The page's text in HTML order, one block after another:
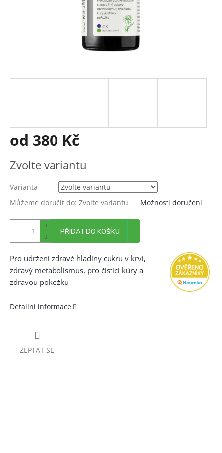
od 380 Kč
cena:
Zvolte variantu
Varianta
Můžeme doručit do: Zvolte variantu Možnosti doručení
PŘIDAT DO KOŠÍKU
Pro udržení zdravé hladiny cukru v krvi,
zdravý metabolismus, pro čisticí kúry a
zdravou pokožku
Detailní informace
ZEPTAT SE